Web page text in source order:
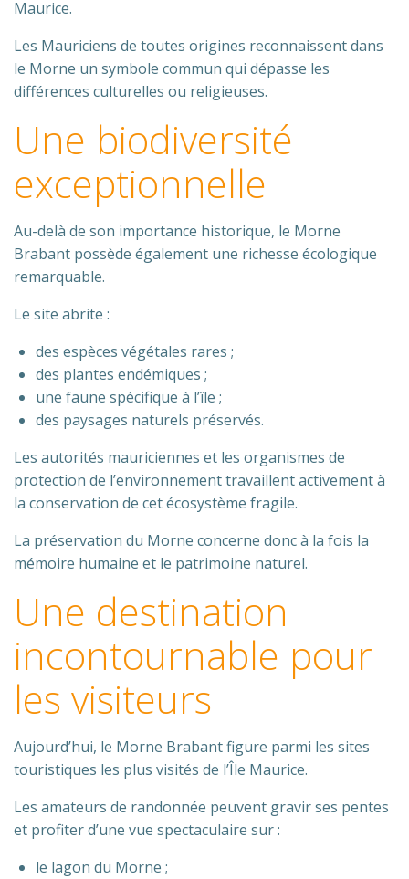
Maurice.
Les Mauriciens de toutes origines reconnaissent dans
le Morne un symbole commun qui dépasse les
différences culturelles ou religieuses.
Une biodiversité
exceptionnelle
Au-delà de son importance historique, le Morne
Brabant possède également une richesse écologique
remarquable.
Le site abrite :
des espèces végétales rares ;
des plantes endémiques ;
une faune spécifique à l’île ;
des paysages naturels préservés.
Les autorités mauriciennes et les organismes de
protection de l’environnement travaillent activement à
la conservation de cet écosystème fragile.
La préservation du Morne concerne donc à la fois la
mémoire humaine et le patrimoine naturel.
Une destination
incontournable pour
les visiteurs
Aujourd’hui, le Morne Brabant figure parmi les sites
touristiques les plus visités de l’Île Maurice.
Les amateurs de randonnée peuvent gravir ses pentes
et profiter d’une vue spectaculaire sur :
le lagon du Morne ;